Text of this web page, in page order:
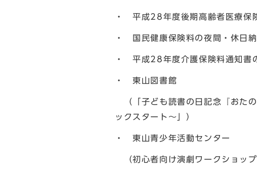
・ 平成28年度後期高齢者医療保
・ 国民健康保険料の夜間・休日
・ 平成28年度介護保険料通知書
・ 東山図書館
（「子ども読書の日記念『おた
ックスタート～」）
・ 東山青少年活動センター
（初心者向け演劇ワークショッ